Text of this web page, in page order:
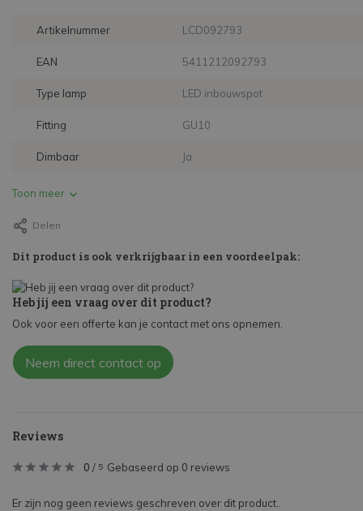
Artikelnummer LCD092793
EAN 5411212092793
Type lamp LED inbouwspot
Fitting GU10
Dimbaar Ja
Toon meer
Delen
Dit product is ook verkrijgbaar in een voordeelpak:
Heb jij een vraag over dit product?
Ook voor een offerte kan je contact met ons opnemen.
Neem direct contact op
Reviews
0 / 5 Gebaseerd op 0 reviews
Er zijn nog geen reviews geschreven over dit product..